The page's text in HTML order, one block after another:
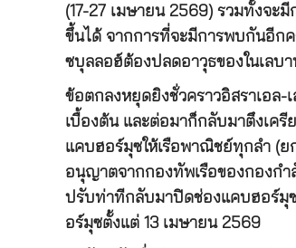
(17-27 เมษายน 2569) รวมทั้งจะ
ขึ้นได้ จากการที่จะมีการพบกันอีก
ซบุลลอฮ์ต้องปลดอาวุธของในเลบ
ข้อตกลงหยุดยิงชั่วคราวอิสราเอล-
เบื้องต้น และต่อมาก็กลับมาตึงเครี
แคบฮอร์มุซให้เรือพาณิชย์ทุกลำ (ย
อนุญาตจากกองทัพเรือของกองกำ
ปรับท่าทีกลับมาปิดช่องแคบฮอร์มุซ
อร์มุซตั้งแต่ 13 เมษายน 2569